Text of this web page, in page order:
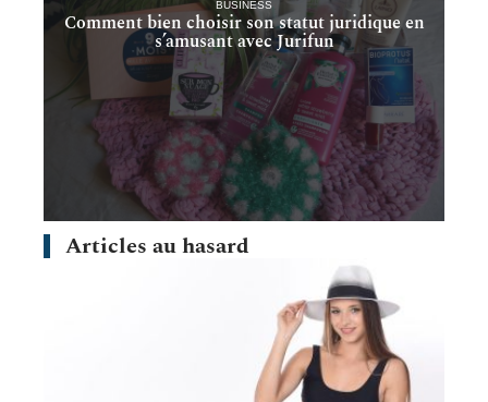
BUSINESS
Comment bien choisir son statut juridique en
s’amusant avec Jurifun
Articles au hasard